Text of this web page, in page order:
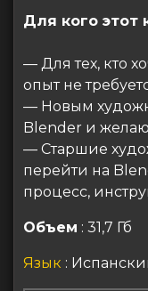
Для кого этот
— Для тех, кто
опыт не
— Новым
Blender и
— Старшие
перейти на
процесс,
Объем : 31,7 Гб
Язык :